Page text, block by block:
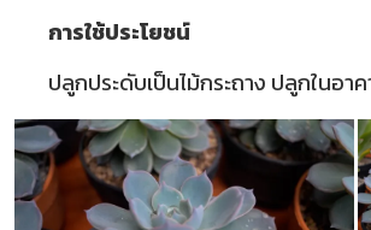
การใช้ประโยชน์
ปลูกประดับเป็นไม้กระถาง ปลูกในอาค